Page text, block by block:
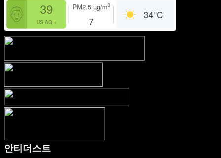
39
US AQI+
PM2.5 µg/m3
7
34℃
안티더스트